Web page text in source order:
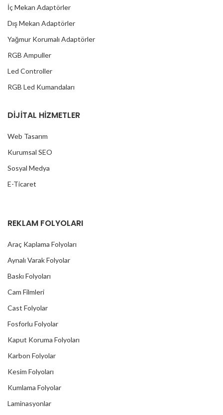
İç Mekan Adaptörler
Dış Mekan Adaptörler
Yağmur Korumalı Adaptörler
RGB Ampuller
Led Controller
RGB Led Kumandaları
DİJİTAL HİZMETLER
Web Tasarım
Kurumsal SEO
Sosyal Medya
E-Ticaret
REKLAM FOLYOLARI
Araç Kaplama Folyoları
Aynalı Varak Folyolar
Baskı Folyoları
Cam Filmleri
Cast Folyolar
Fosforlu Folyolar
Kaput Koruma Folyoları
Karbon Folyolar
Kesim Folyoları
Kumlama Folyolar
Laminasyonlar